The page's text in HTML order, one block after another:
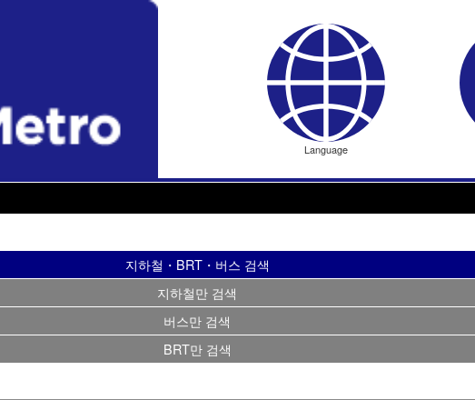
Language
지하철・BRT・버스 검색
지하철만 검색
버스만 검색
BRT만 검색